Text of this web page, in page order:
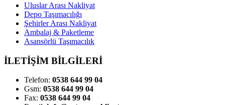
Uluslar Arası Nakliyat
Depo Taşımacılığı
Şehirler Arası Nakliyat
Ambalaj & Paketleme
Asansörlü Taşımacılık
İLETİŞİM BİLGİLERİ
Telefon: 0538 644 99 04
Gsm: 0538 644 99 04
Fax: 0538 644 99 04